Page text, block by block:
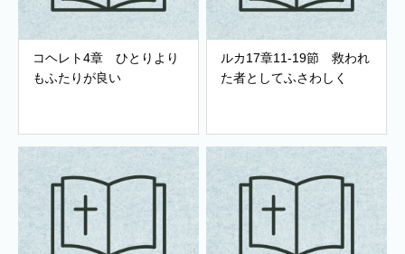
コヘレト4章 ひとりより
もふたりが良い
ルカ17章11-19節 救われ
た者としてふさわしく